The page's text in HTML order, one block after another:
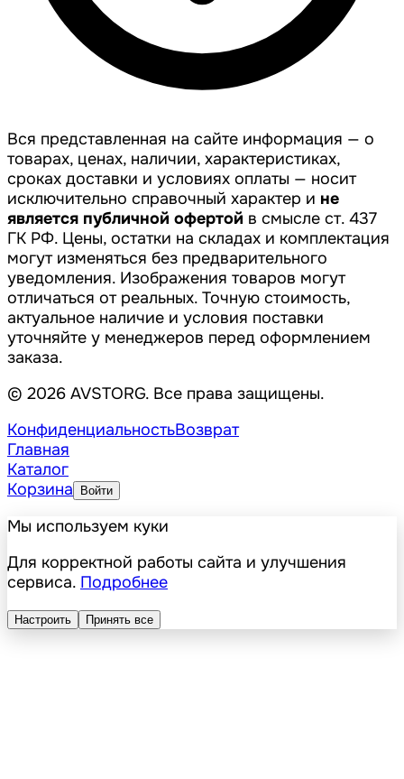
Вся представленная на сайте информация — о
товарах, ценах, наличии, характеристиках,
сроках доставки и условиях оплаты — носит
исключительно справочный характер и не
является публичной офертой в смысле ст. 437
ГК РФ. Цены, остатки на складах и комплектация
могут изменяться без предварительного
уведомления. Изображения товаров могут
отличаться от реальных. Точную стоимость,
актуальное наличие и условия поставки
уточняйте у менеджеров перед оформлением
заказа.
© 2026 AVSTORG. Все права защищены.
КонфиденциальностьВозврат
Главная
Каталог
Корзина
Войти
Мы используем куки
Для корректной работы сайта и улучшения
сервиса. Подробнее
Настроить Принять все